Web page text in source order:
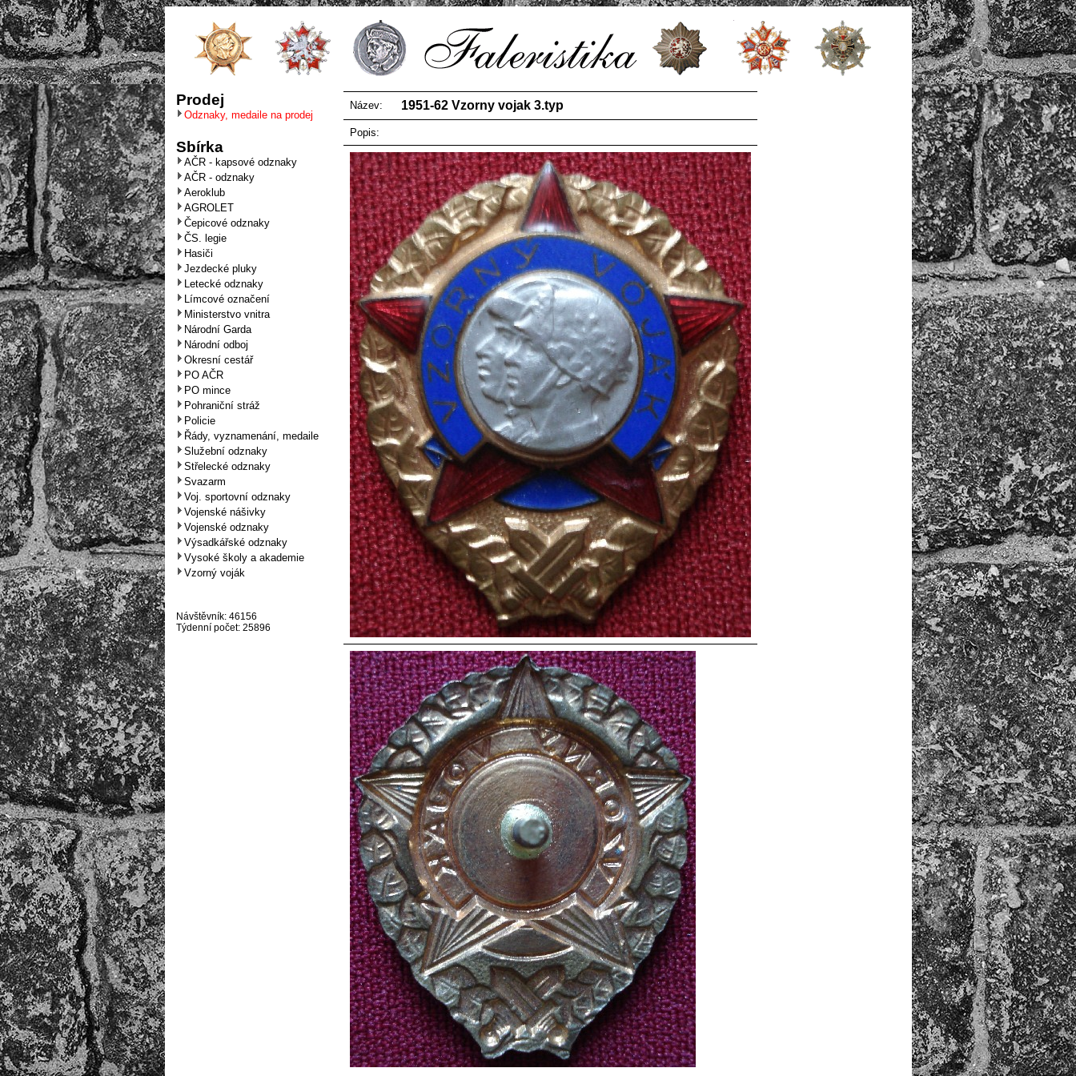
Prodej
Odznaky, medaile na prodej
Sbírka
AČR - kapsové odznaky
AČR - odznaky
Aeroklub
AGROLET
Čepicové odznaky
ČS. legie
Hasiči
Jezdecké pluky
Letecké odznaky
Límcové označení
Ministerstvo vnitra
Národní Garda
Národní odboj
Okresní cestář
PO AČR
PO mince
Pohraniční stráž
Policie
Řády, vyznamenání, medaile
Služební odznaky
Střelecké odznaky
Svazarm
Voj. sportovní odznaky
Vojenské nášivky
Vojenské odznaky
Výsadkářské odznaky
Vysoké školy a akademie
Vzorný voják
Návštěvník: 46156
Týdenní počet: 25896
Název: 1951-62 Vzorny vojak 3.typ
Popis: